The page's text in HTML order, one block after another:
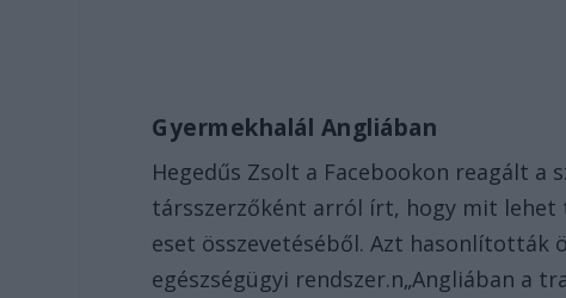
Gyermekhalál Angliában
Hegedűs Zsolt a Facebookon reagált a
társszerzőként arról írt, hogy mit lehet
eset összevetéséből. Azt hasonlították
egészségügyi rendszer.n„Angliában a